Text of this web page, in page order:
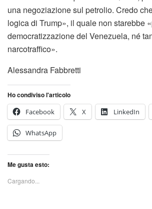
una negoziazione sul petrolio. Credo
logica di Trump», il quale non starebbe
democratizzazione del Venezuela, né
narcotraffico».
Alessandra Fabbretti
Ho condiviso l'articolo
Facebook
X LinkedIn
WhatsApp
Me gusta esto:
Cargando...